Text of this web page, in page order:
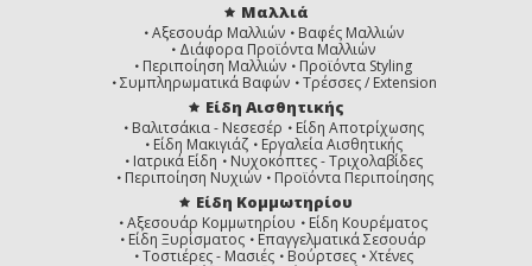
Μαλλιά
Αξεσουάρ Μαλλιών
Βαφές Μαλλιών
Διάφορα Προϊόντα Μαλλιών
Περιποίηση Μαλλιών
Προϊόντα Styling
Συμπληρωματικά Βαφών
Τρέσσες / Extension
Είδη Αισθητικής
Βαλιτσάκια - Νεσεσέρ
Είδη Αποτρίχωσης
Είδη Μακιγιάζ
Εργαλεία Αισθητικής
Ιατρικά Είδη
Νυχοκόπτες - Τριχολαβίδες
Περιποίηση Νυχιών
Προϊόντα Περιποίησης
Είδη Κομμωτηρίου
Αξεσουάρ Κομμωτηρίου
Είδη Κουρέματος
Είδη Ξυρίσματος
Επαγγελματικά Σεσουάρ
Τοστιέρες - Μασιές
Βούρτσες
Χτένες